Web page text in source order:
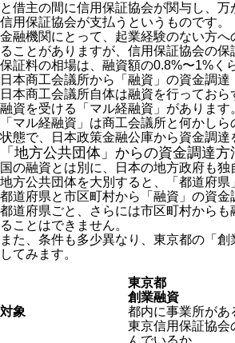
と借主の間に信用保証協会が関与し、
信用保証協会が支払うというものです。
金融機関にとって、起業経験のない方
ることがありますが、信用保証協会の
保証料の相場は、融資額の0.8%〜1%く
日本商工会議所から「融資」の資金調達
日本商工会議所自体は融資を行ってお
融資を受ける「マル経融資」があります
「マル経融資」は商工会議所と何かし
状態で、日本政策金融公庫から資金調達
「地方公共団体」からの資金調達方
国の融資とは別に、日本の地方政府も独
地方公共団体を大別すると、「都道府県
都道府県と市区町村から「融資」の資金
都道府県ごと、さらには市区町村から
ることはできません。
また、条件も多少異なり、東京都の「
してみます。
東京都
創業融資
対象
都内に事業所があ
東京信用保証協会